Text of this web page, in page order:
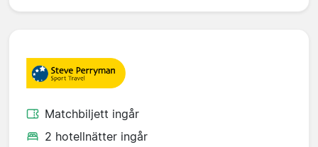
Matchbiljett ingår
2 hotellnätter ingår